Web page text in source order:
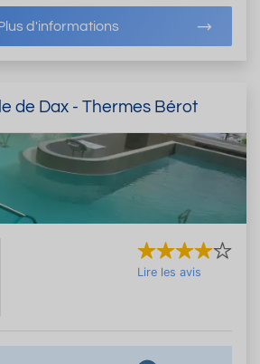
d'informations
de Dax - Thermes Bérot
Lire les avis